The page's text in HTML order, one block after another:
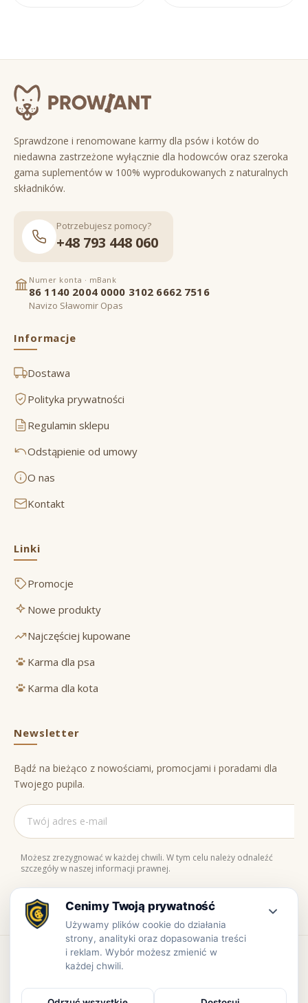
Sprawdzone i renomowane karmy dla psów i kotów do
niedawna zastrzeżone wyłącznie dla hodowców oraz szeroka
gama suplementów w 100% wyprodukowanych z naturalnych
składników.
Potrzebujesz pomocy?
+48 793 448 060
Numer konta · mBank
86 1140 2004 0000 3102 6662 7516
Navizo Sławomir Opas
Informacje
Dostawa
Polityka prywatności
Regulamin sklepu
Odstąpienie od umowy
O nas
Kontakt
Linki
Promocje
Nowe produkty
Najczęściej kupowane
Karma dla psa
Karma dla kota
Newsletter
Bądź na bieżąco z nowościami, promocjami i poradami dla
Twojego pupila.
Możesz zrezygnować w każdej chwili. W tym celu należy odnaleźć
szczegóły w naszej informacji prawnej.
Naturalne składniki
100% jakości Zaufaj nam
Copyright © www.prowiant.pl · powered by apify.pl
Bezpieczne płatności